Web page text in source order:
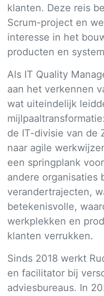
klanten. Deze reis
Scrum-project en
interesse in het
producten en
Als IT Quality
aan het verkennen
wat uiteindelijk
de IT-divisie van de
naar agile
een springplank
andere organisaties
verandertrajecten,
betekenisvolle,
werkplekken en
klanten verrukken.
Sinds 2018 werkt
en facilitator bij
adviesbureaus. In